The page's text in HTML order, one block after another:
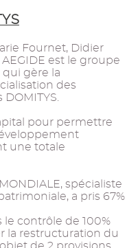
Fournet, Didier
est le groupe
gère la
des
pour permettre
une totale
spécialiste
a pris 67%
le contrôle de 100%
la restructuration du
de 2 provisions